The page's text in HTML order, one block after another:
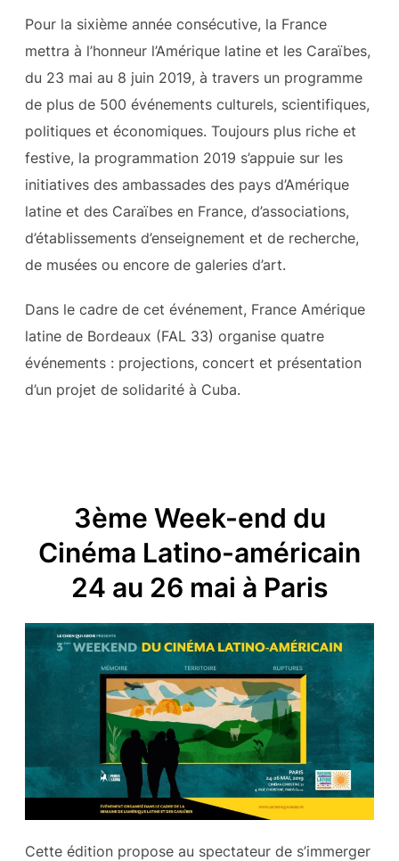
Pour la sixième année consécutive, la France
mettra à l’honneur l’Amérique latine et les Caraïbes,
du 23 mai au 8 juin 2019, à travers un programme
de plus de 500 événements culturels, scientifiques,
politiques et économiques. Toujours plus riche et
festive, la programmation 2019 s’appuie sur les
initiatives des ambassades des pays d’Amérique
latine et des Caraïbes en France, d’associations,
d’établissements d’enseignement et de recherche,
de musées ou encore de galeries d’art.
Dans le cadre de cet événement, France Amérique
latine de Bordeaux (FAL 33) organise quatre
événements : projections, concert et présentation
d’un projet de solidarité à Cuba.
3ème Week-end du
Cinéma Latino-américain
24 au 26 mai à Paris
Cette édition propose au spectateur de s’immerger